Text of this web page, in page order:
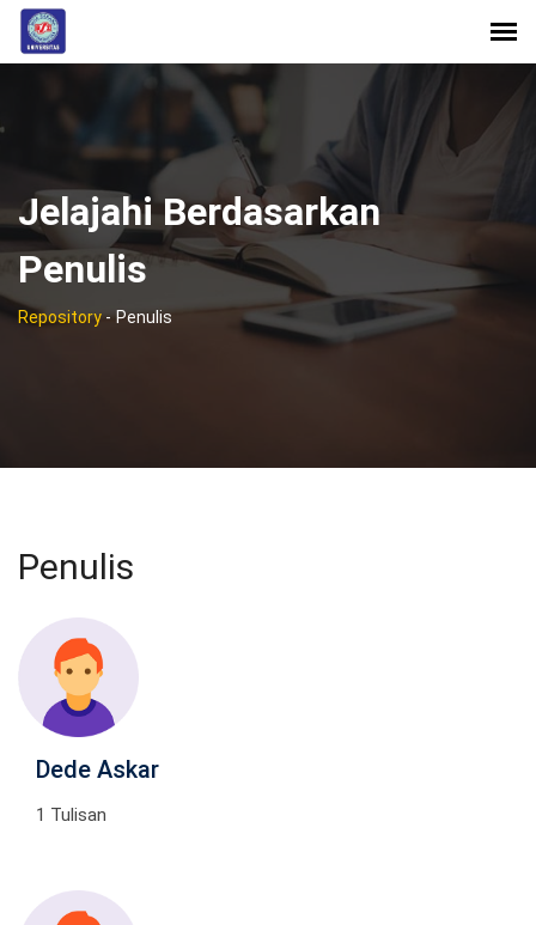
Jelajahi Berdasarkan
Penulis
Repository- Penulis
Penulis
Dede Askar
1 Tulisan